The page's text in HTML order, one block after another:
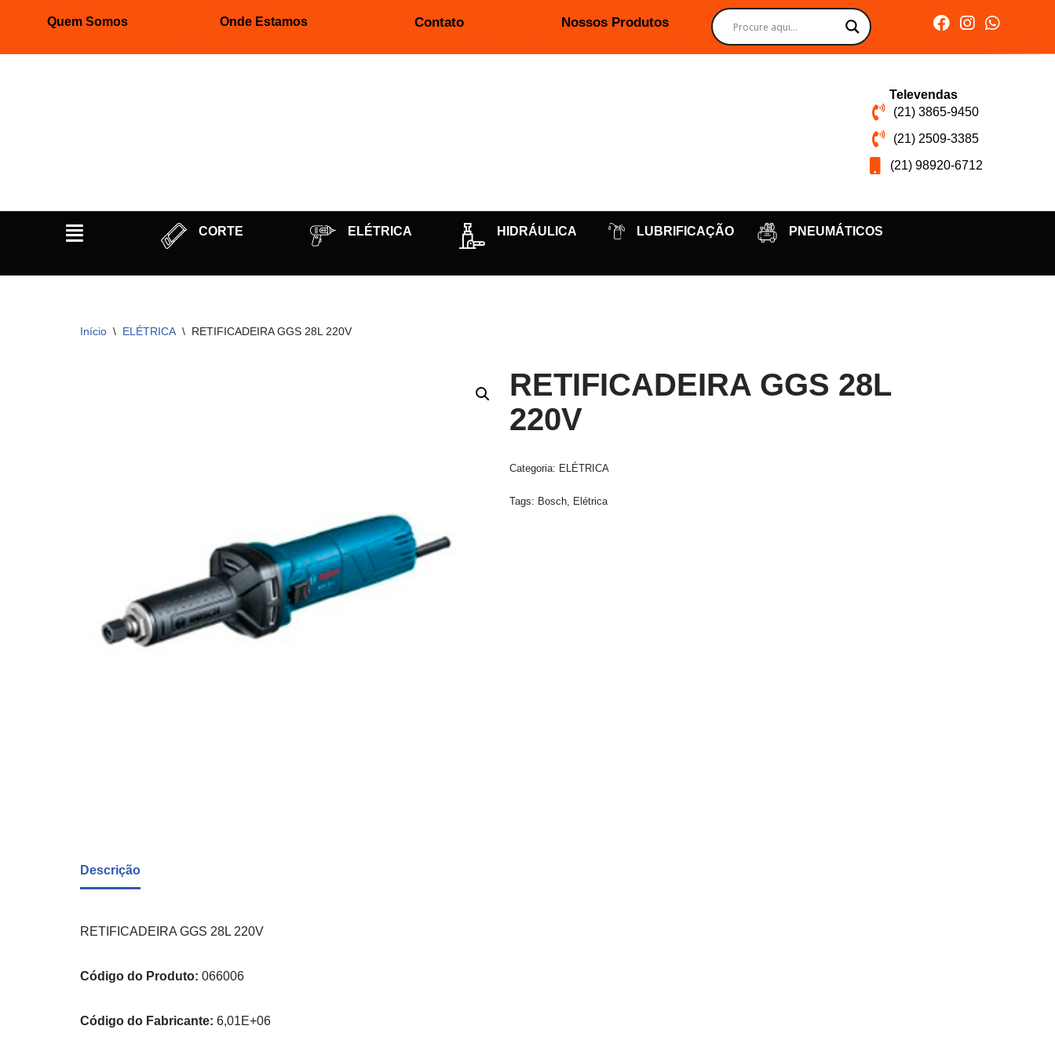
Quem Somos Onde Estamos Contato Nossos Produtos
Televendas
(21) 3865-9450
(21) 2509-3385
(21) 98920-6712
CORTE ELÉTRICA HIDRÁULICA LUBRIFICAÇÃO PNEUMÁTICOS
Início \ ELÉTRICA \ RETIFICADEIRA GGS 28L 220V
RETIFICADEIRA GGS 28L
220V
Categoria: ELÉTRICA
Tags: Bosch, Elétrica
Descrição
RETIFICADEIRA GGS 28L 220V
Código do Produto: 066006
Código do Fabricante: 6,01E+06